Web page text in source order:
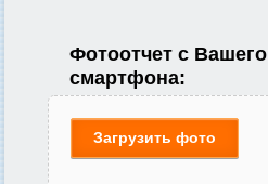
Фотоотчет с Вашего
смартфона:
Загрузить фото